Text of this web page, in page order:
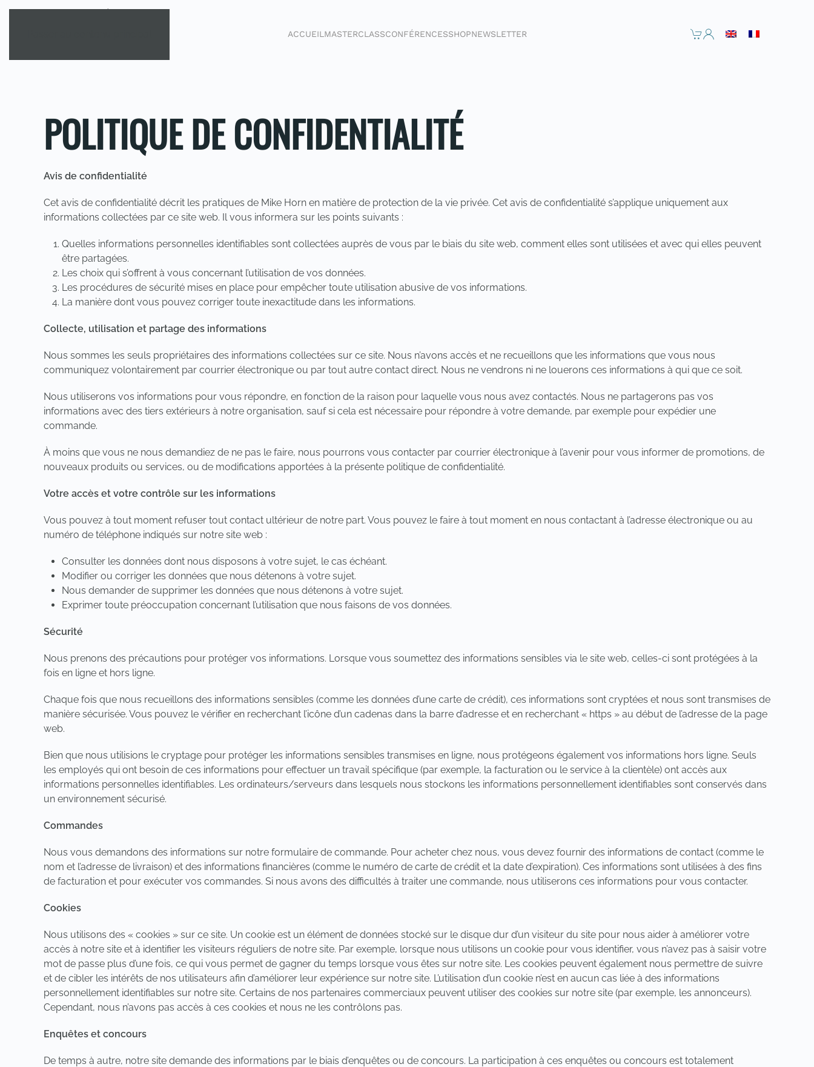
ACCUEIL MASTERCLASSCONFÉRENCESSHOPNEWSLETTER
POLITIQUE DE CONFIDENTIALITÉ
Avis de confidentialité
Cet avis de confidentialité décrit les pratiques de Mike Horn en matière de protection de la vie privée. Cet avis de confidentialité s’applique uniquement aux
informations collectées par ce site web. Il vous informera sur les points suivants :
Quelles informations personnelles identifiables sont collectées auprès de vous par le biais du site web, comment elles sont utilisées et avec qui elles peuvent
être partagées.
Les choix qui s’offrent à vous concernant l’utilisation de vos données.
Les procédures de sécurité mises en place pour empêcher toute utilisation abusive de vos informations.
La manière dont vous pouvez corriger toute inexactitude dans les informations.
Collecte, utilisation et partage des informations
Nous sommes les seuls propriétaires des informations collectées sur ce site. Nous n’avons accès et ne recueillons que les informations que vous nous
communiquez volontairement par courrier électronique ou par tout autre contact direct. Nous ne vendrons ni ne louerons ces informations à qui que ce soit.
Nous utiliserons vos informations pour vous répondre, en fonction de la raison pour laquelle vous nous avez contactés. Nous ne partagerons pas vos
informations avec des tiers extérieurs à notre organisation, sauf si cela est nécessaire pour répondre à votre demande, par exemple pour expédier une
commande.
À moins que vous ne nous demandiez de ne pas le faire, nous pourrons vous contacter par courrier électronique à l’avenir pour vous informer de promotions, de
nouveaux produits ou services, ou de modifications apportées à la présente politique de confidentialité.
Votre accès et votre contrôle sur les informations
Vous pouvez à tout moment refuser tout contact ultérieur de notre part. Vous pouvez le faire à tout moment en nous contactant à l’adresse électronique ou au
numéro de téléphone indiqués sur notre site web :
Consulter les données dont nous disposons à votre sujet, le cas échéant.
Modifier ou corriger les données que nous détenons à votre sujet.
Nous demander de supprimer les données que nous détenons à votre sujet.
Exprimer toute préoccupation concernant l’utilisation que nous faisons de vos données.
Sécurité
Nous prenons des précautions pour protéger vos informations. Lorsque vous soumettez des informations sensibles via le site web, celles-ci sont protégées à la
fois en ligne et hors ligne.
Chaque fois que nous recueillons des informations sensibles (comme les données d’une carte de crédit), ces informations sont cryptées et nous sont transmises de
manière sécurisée. Vous pouvez le vérifier en recherchant l’icône d’un cadenas dans la barre d’adresse et en recherchant « https » au début de l’adresse de la page
web.
Bien que nous utilisions le cryptage pour protéger les informations sensibles transmises en ligne, nous protégeons également vos informations hors ligne. Seuls
les employés qui ont besoin de ces informations pour effectuer un travail spécifique (par exemple, la facturation ou le service à la clientèle) ont accès aux
informations personnelles identifiables. Les ordinateurs/serveurs dans lesquels nous stockons les informations personnellement identifiables sont conservés dans
un environnement sécurisé.
Commandes
Nous vous demandons des informations sur notre formulaire de commande. Pour acheter chez nous, vous devez fournir des informations de contact (comme le
nom et l’adresse de livraison) et des informations financières (comme le numéro de carte de crédit et la date d’expiration). Ces informations sont utilisées à des fins
de facturation et pour exécuter vos commandes. Si nous avons des difficultés à traiter une commande, nous utiliserons ces informations pour vous contacter.
Cookies
Nous utilisons des « cookies » sur ce site. Un cookie est un élément de données stocké sur le disque dur d’un visiteur du site pour nous aider à améliorer votre
accès à notre site et à identifier les visiteurs réguliers de notre site. Par exemple, lorsque nous utilisons un cookie pour vous identifier, vous n’avez pas à saisir votre
mot de passe plus d’une fois, ce qui vous permet de gagner du temps lorsque vous êtes sur notre site. Les cookies peuvent également nous permettre de suivre
et de cibler les intérêts de nos utilisateurs afin d’améliorer leur expérience sur notre site. L’utilisation d’un cookie n’est en aucun cas liée à des informations
personnellement identifiables sur notre site. Certains de nos partenaires commerciaux peuvent utiliser des cookies sur notre site (par exemple, les annonceurs).
Cependant, nous n’avons pas accès à ces cookies et nous ne les contrôlons pas.
Enquêtes et concours
De temps à autre, notre site demande des informations par le biais d’enquêtes ou de concours. La participation à ces enquêtes ou concours est totalement